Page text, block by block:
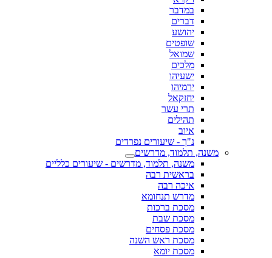
במדבר
דברים
יהושע
שופטים
שמואל
מלכים
ישעיהו
ירמיהו
יחזקאל
תרי עשר
תהילים
איוב
נ"ך - שיעורים נפרדים
משנה, תלמוד, מדרשים
משנה, תלמוד, מדרשים - שיעורים כלליים
בראשית רבה
איכה רבה
מדרש תנחומא
מסכת ברכות
מסכת שבת
מסכת פסחים
מסכת ראש השנה
מסכת יומא